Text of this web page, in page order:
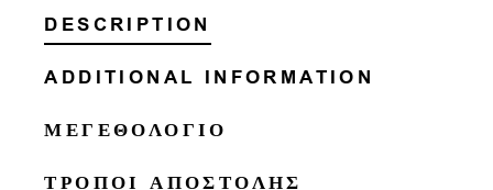
DESCRIPTION
ADDITIONAL INFORMATION
ΜΕΓΕΘΟΛΟΓΙΟ
ΤΡΟΠΟΙ ΑΠΟΣΤΟΛΗΣ